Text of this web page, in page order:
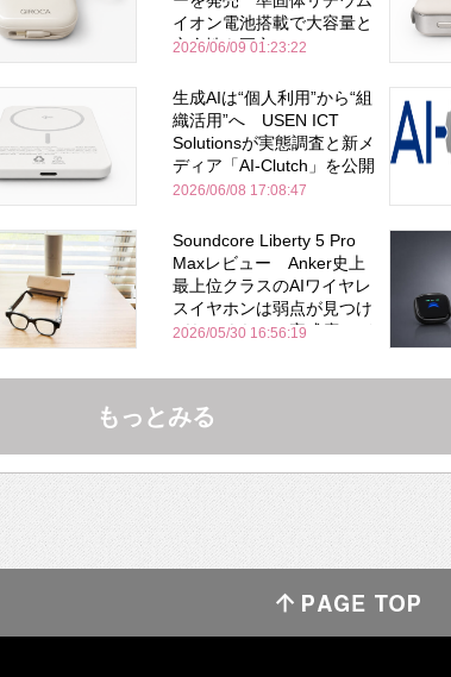
イオン電池搭載で大容量と
安全性を両立
2026/06/09 01:23:22
生成AIは“個人利用”から“組
織活用”へ USEN ICT
Solutionsが実態調査と新メ
ディア「AI-Clutch」を公開
2026/06/08 17:08:47
Soundcore Liberty 5 Pro
Maxレビュー Anker史上
最上位クラスのAIワイヤレ
スイヤホンは弱点が見つけ
づらいくらいの完成度にび
Bose並み
2026/05/30 16:56:19
もっとみる